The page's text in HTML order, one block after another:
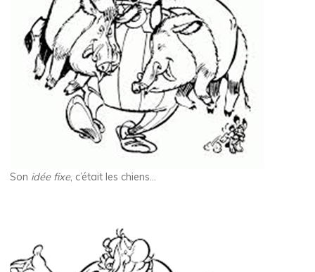
Son idée fixe, c’était les chiens…